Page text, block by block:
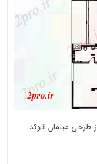
طرحی مبلمان اتوکد